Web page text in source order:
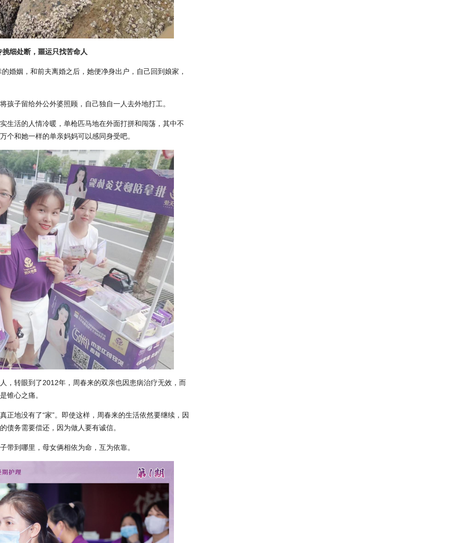
挑细处断，噩运只找苦命人
婚姻，和前夫离婚之后，她便净身出户，自己回到娘家，
孩子留给外公外婆照顾，自己独自一人去外地打工。
生活的人情冷暖，单枪匹马地在外面打拼和闯荡，其中不
个和她一样的单亲妈妈可以感同身受吧。
，转眼到了2012年，周春来的双亲也因患病治疗无效，而
锥心之痛。
正地没有了“家”。即使这样，周春来的生活依然要继续，因
债务需要偿还，因为做人要有诚信。
带到哪里，母女俩相依为命，互为依靠。